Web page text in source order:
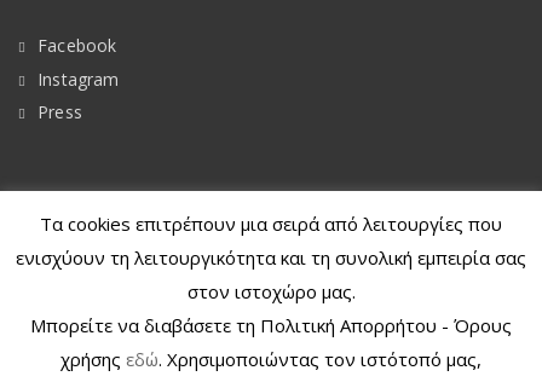
Facebook
Instagram
Press
© 2020Dkunique
Τα cookies επιτρέπουν μια σειρά από λειτουργίες που
ενισχύουν τη λειτουργικότητα και τη συνολική εμπειρία σας
στον ιστοχώρο μας.
Μπορείτε να διαβάσετε τη Πολιτική Απορρήτου - Όρους
χρήσης εδώ. Χρησιμοποιώντας τον ιστότοπό μας,